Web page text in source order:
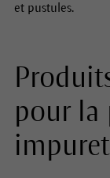
et pustules.
pour la